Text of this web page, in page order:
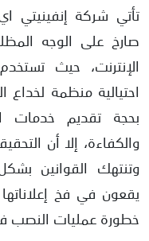
عدم حصول شركة إنفينيتي
نشر أرقام وهمية عن عدد
مخالفة شركة Infinity ECN القواعد الرقابية
تحديد وقت لفتح وإغلاق
صارخ على الوجه
الإنترنت، حيث
احتيالية منظمة لخداع
بحجة تقديم خدمات
والكفاءة، إلا أن
وتنتهك القوانين
يقعون في فخ
خطورة عمليات النصب